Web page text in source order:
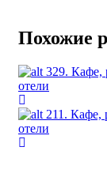
Похожие
329. Кафе,
отели
211. Кафе,
отели